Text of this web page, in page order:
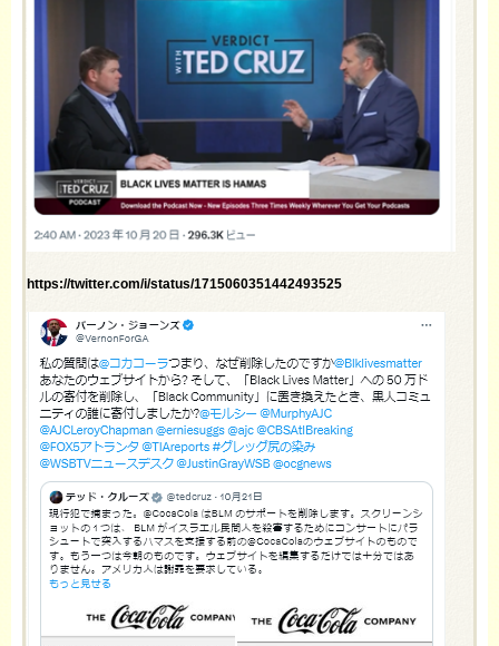
https://twitter.com/i/status/1715060351442493525